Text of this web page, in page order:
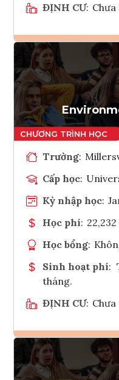
ĐỊNH CƯ:
Trường:
Cấp học:
Kỳ nhập học:
Học phí: 22,232
Học bổng:
Sinh hoạt phí:
tháng.
ĐỊNH CƯ: